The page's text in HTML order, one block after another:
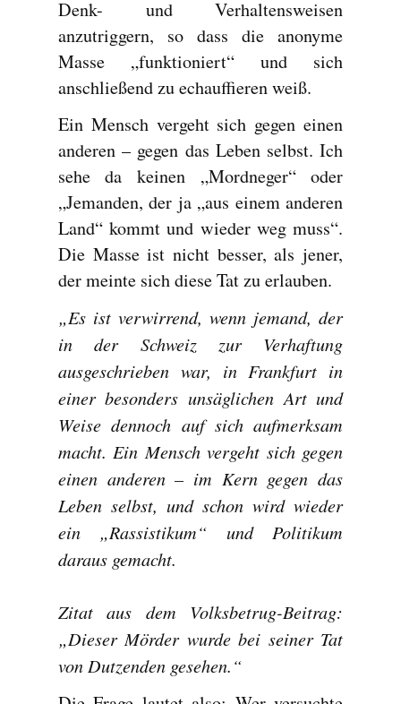
Denk- und Verhaltensweisen
anzutriggern, so dass die anonyme
Masse „funktioniert“ und sich
anschließend zu echauffieren weiß.
Ein Mensch vergeht sich gegen einen
anderen – gegen das Leben selbst. Ich
sehe da keinen „Mordneger“ oder
„Jemanden, der ja „aus einem anderen
Land“ kommt und wieder weg muss“.
Die Masse ist nicht besser, als jener,
der meinte sich diese Tat zu erlauben.
„Es ist verwirrend, wenn jemand, der
in der Schweiz zur Verhaftung
ausgeschrieben war, in Frankfurt in
einer besonders unsäglichen Art und
Weise dennoch auf sich aufmerksam
macht. Ein Mensch vergeht sich gegen
einen anderen – im Kern gegen das
Leben selbst, und schon wird wieder
ein „Rassistikum“ und Politikum
daraus gemacht.
Zitat aus dem Volksbetrug-Beitrag:
„Dieser Mörder wurde bei seiner Tat
von Dutzenden gesehen.“